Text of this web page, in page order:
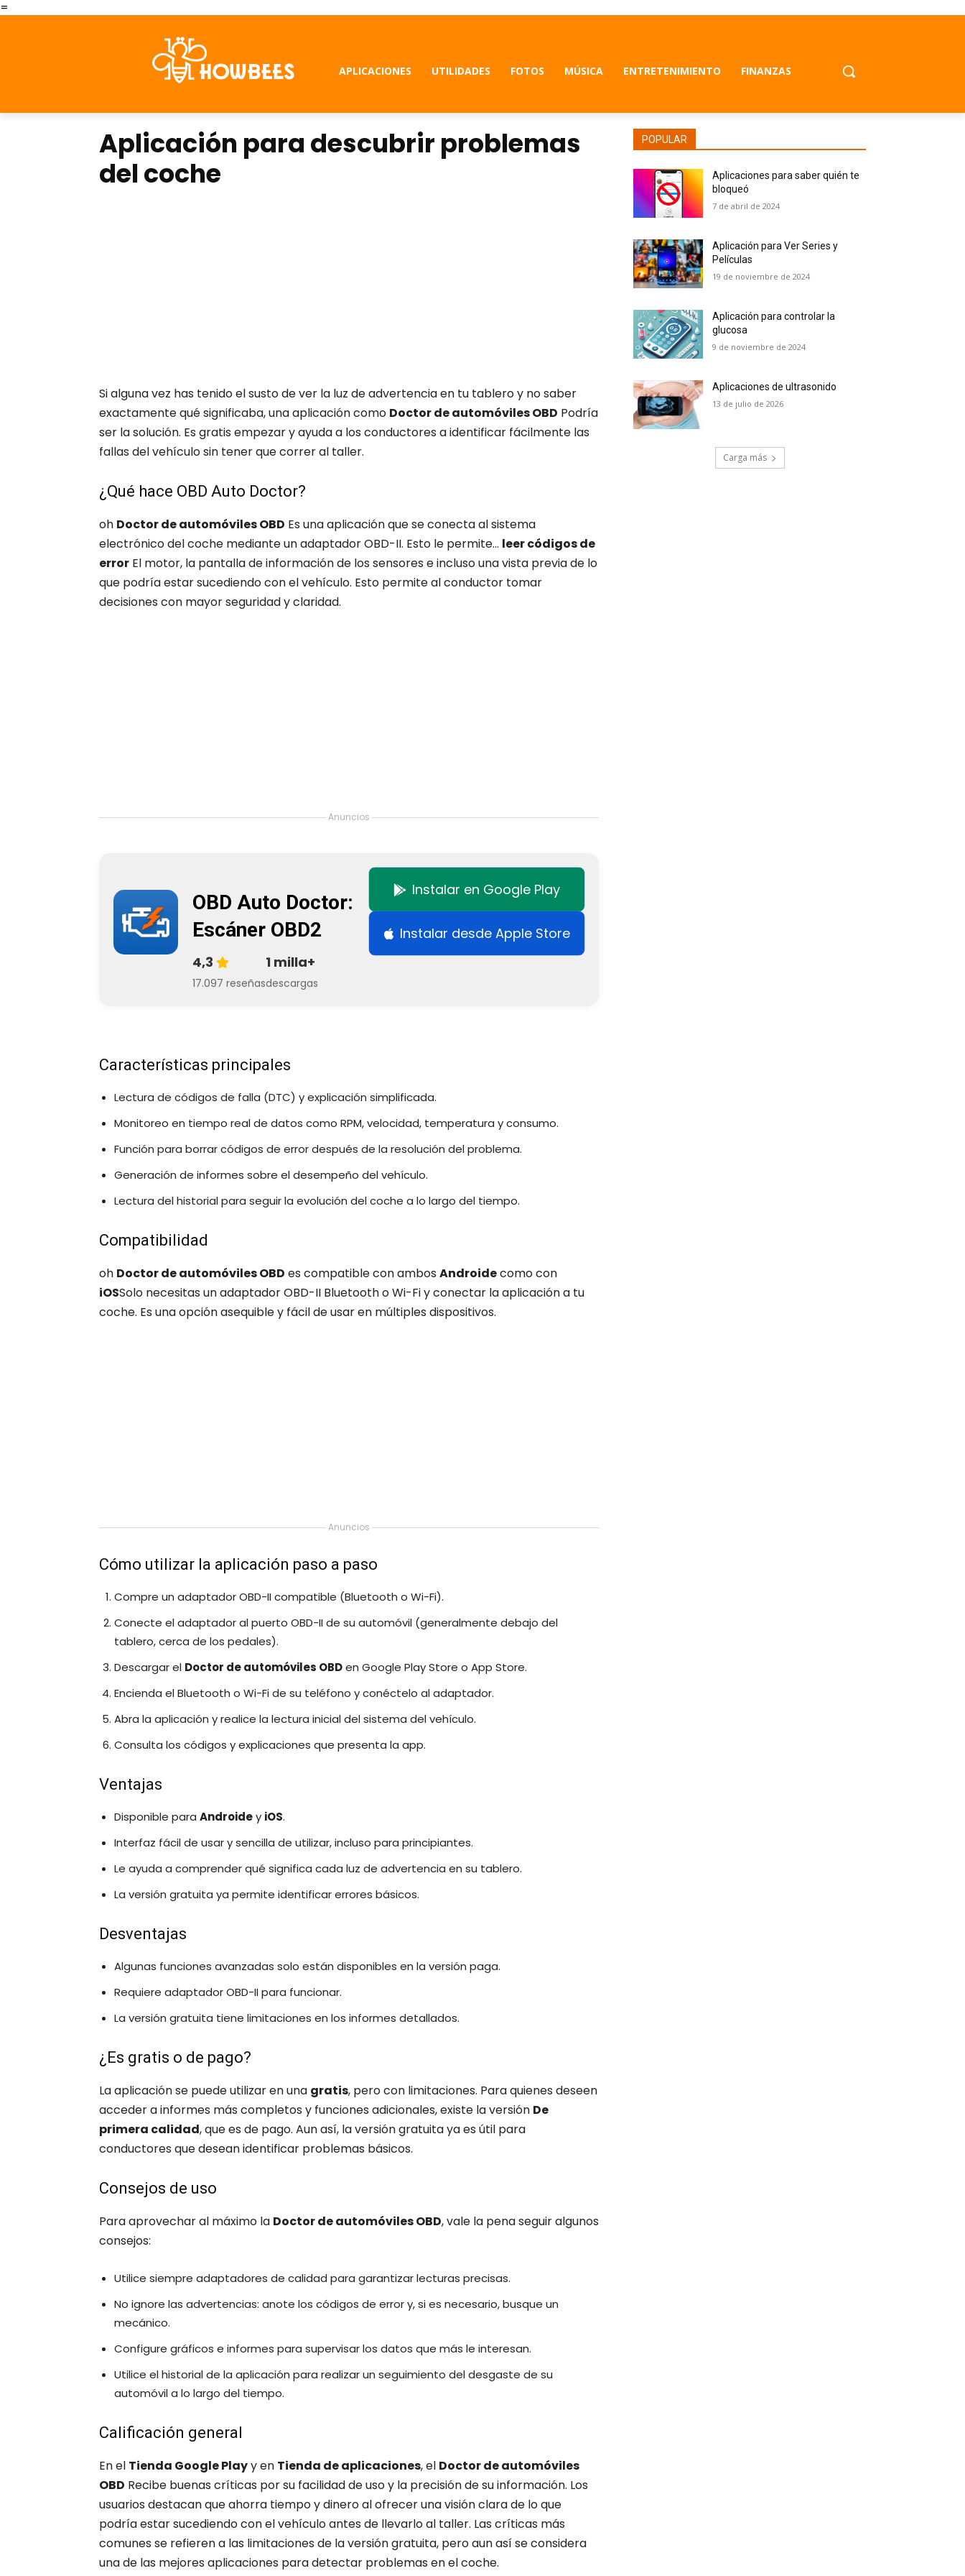
=
APLICACIONES UTILIDADES FOTOS MÚSICA ENTRETENIMIENTO FINANZAS
Aplicación para descubrir problemas
del coche
Si alguna vez has tenido el susto de ver la luz de advertencia en tu tablero y no saber
exactamente qué significaba, una aplicación como Doctor de automóviles OBD Podría
ser la solución. Es gratis empezar y ayuda a los conductores a identificar fácilmente las
fallas del vehículo sin tener que correr al taller.
¿Qué hace OBD Auto Doctor?
oh Doctor de automóviles OBD Es una aplicación que se conecta al sistema
electrónico del coche mediante un adaptador OBD-II. Esto le permite... leer códigos de
error El motor, la pantalla de información de los sensores e incluso una vista previa de lo
que podría estar sucediendo con el vehículo. Esto permite al conductor tomar
decisiones con mayor seguridad y claridad.
Anuncios
OBD Auto Doctor:
Escáner OBD2
4,3
17.097 reseñas
1 milla+
descargas
Instalar en Google Play
Instalar desde Apple Store
Características principales
Lectura de códigos de falla (DTC) y explicación simplificada.
Monitoreo en tiempo real de datos como RPM, velocidad, temperatura y consumo.
Función para borrar códigos de error después de la resolución del problema.
Generación de informes sobre el desempeño del vehículo.
Lectura del historial para seguir la evolución del coche a lo largo del tiempo.
Compatibilidad
oh Doctor de automóviles OBD es compatible con ambos Androidecomo con
iOSSolo necesitas un adaptador OBD-II Bluetooth o Wi-Fi y conectar la aplicación a tu
coche. Es una opción asequible y fácil de usar en múltiples dispositivos.
Anuncios
Cómo utilizar la aplicación paso a paso
Compre un adaptador OBD-II compatible (Bluetooth o Wi-Fi).
Conecte el adaptador al puerto OBD-II de su automóvil (generalmente debajo del
tablero, cerca de los pedales).
Descargar el Doctor de automóviles OBDen Google Play Store o App Store.
Encienda el Bluetooth o Wi-Fi de su teléfono y conéctelo al adaptador.
Abra la aplicación y realice la lectura inicial del sistema del vehículo.
Consulta los códigos y explicaciones que presenta la app.
Ventajas
Disponible para Androidey iOS.
Interfaz fácil de usar y sencilla de utilizar, incluso para principiantes.
Le ayuda a comprender qué significa cada luz de advertencia en su tablero.
La versión gratuita ya permite identificar errores básicos.
Desventajas
Algunas funciones avanzadas solo están disponibles en la versión paga.
Requiere adaptador OBD-II para funcionar.
La versión gratuita tiene limitaciones en los informes detallados.
¿Es gratis o de pago?
La aplicación se puede utilizar en una gratis, pero con limitaciones. Para quienes deseen
acceder a informes más completos y funciones adicionales, existe la versión De
primera calidad, que es de pago. Aun así, la versión gratuita ya es útil para
conductores que desean identificar problemas básicos.
Consejos de uso
Para aprovechar al máximo la Doctor de automóviles OBD, vale la pena seguir algunos
consejos:
Utilice siempre adaptadores de calidad para garantizar lecturas precisas.
No ignore las advertencias: anote los códigos de error y, si es necesario, busque un
mecánico.
Configure gráficos e informes para supervisar los datos que más le interesan.
Utilice el historial de la aplicación para realizar un seguimiento del desgaste de su
automóvil a lo largo del tiempo.
Calificación general
En el Tienda Google Playy en Tienda de aplicaciones, el Doctor de automóviles
OBD Recibe buenas críticas por su facilidad de uso y la precisión de su información. Los
usuarios destacan que ahorra tiempo y dinero al ofrecer una visión clara de lo que
podría estar sucediendo con el vehículo antes de llevarlo al taller. Las críticas más
comunes se refieren a las limitaciones de la versión gratuita, pero aun así se considera
una de las mejores aplicaciones para detectar problemas en el coche.
POPULAR
Aplicaciones para saber quién te
bloqueó
7 de abril de 2024
Aplicación para Ver Series y
Películas
19 de noviembre de 2024
Aplicación para controlar la
glucosa
9 de noviembre de 2024
Aplicaciones de ultrasonido
13 de julio de 2026
Carga más